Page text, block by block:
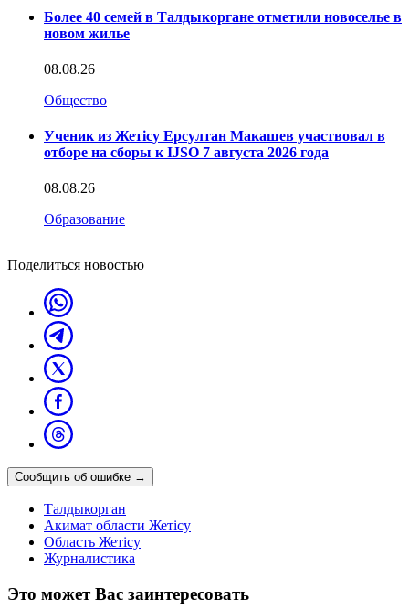
Более 40 семей в Талдыкоргане отметили новоселье в
новом жилье
08.08.26
Общество
Ученик из Жетісу Ерсултан Макашев участвовал в
отборе на сборы к IJSO 7 августа 2026 года
08.08.26
Образование
Поделиться новостью
Сообщить об ошибке →
Талдыкорган
Акимат области Жетісу
Область Жетісу
Журналистика
Это может Вас заинтересовать